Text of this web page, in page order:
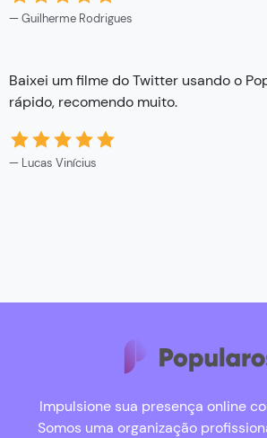
Guilherme Rodrigues
Baixei um filme do Twitter usando o
rápido, recomendo muito.
Lucas Vinícius
Impulsione sua presença online
Somos uma organização